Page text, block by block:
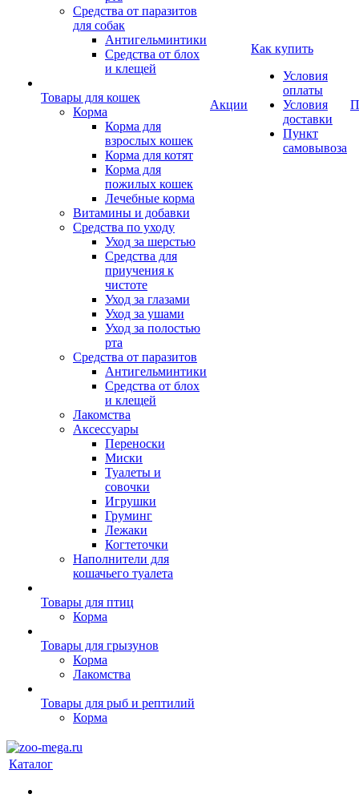
Средства от паразитов
для собак
Антигельминтики
Средства от блох
и клещей
Товары для кошек
Корма
Корма для
взрослых кошек
Корма для котят
Корма для
пожилых кошек
Лечебные корма
Витамины и добавки
Средства по уходу
Уход за шерстью
Средства для
приучения к
чистоте
Уход за глазами
Уход за ушами
Уход за полостью
рта
Средства от паразитов
Антигельминтики
Средства от блох
и клещей
Лакомства
Аксессуары
Переноски
Миски
Туалеты и
совочки
Игрушки
Груминг
Лежаки
Когтеточки
Наполнители для
кошачьего туалета
Товары для птиц
Корма
Товары для грызунов
Корма
Лакомства
Товары для рыб и рептилий
Корма
Акции
Как купить
Условия
оплаты
Условия
доставки
Пункт
самовывоза
Каталог